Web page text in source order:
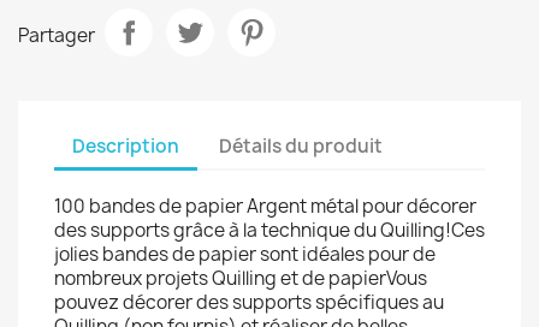
Partager
Description Détails du produit
100 bandes de papier Argent métal pour décorer
des supports grâce à la technique du Quilling!Ces
jolies bandes de papier sont idéales pour de
nombreux projets Quilling et de papierVous
pouvez décorer des supports spécifiques au